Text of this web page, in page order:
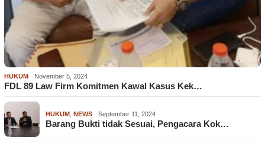
HUKUM November 5, 2024
FDL 89 Law Firm Komitmen Kawal Kasus Kek…
HUKUM , NEWS September 11, 2024
Barang Bukti tidak Sesuai, Pengacara Kok…